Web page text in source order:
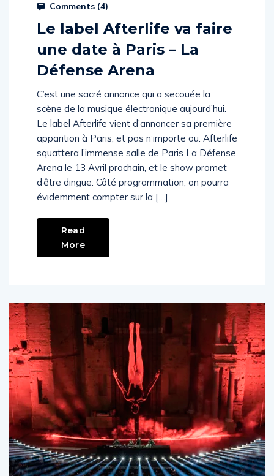
Comments (4)
Le label Afterlife va faire
une date à Paris – La
Défense Arena
C’est une sacré annonce qui a secouée la
scène de la musique électronique aujourd’hui.
Le label Afterlife vient d’annoncer sa première
apparition à Paris, et pas n’importe ou. Afterlife
squattera l’immense salle de Paris La Défense
Arena le 13 Avril prochain, et le show promet
d’être dingue. Côté programmation, on pourra
évidemment compter sur la […]
Read
More